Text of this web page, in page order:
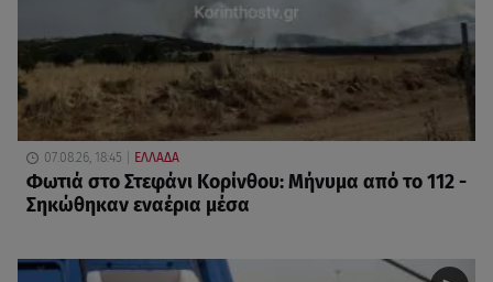
07.08.26, 18:45 ΕΛΛΑΔΑ
Φωτιά στο Στεφάνι Κορίνθου: Μήνυμα από το 112 -
Σηκώθηκαν εναέρια μέσα